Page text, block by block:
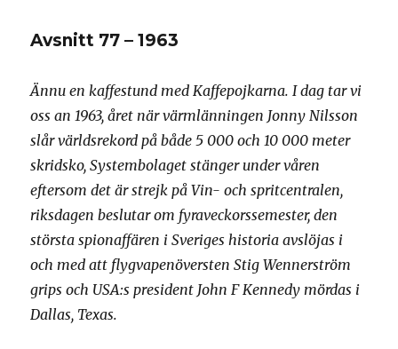
Avsnitt 77 – 1963
Ännu en kaffestund med Kaffepojkarna. I dag tar vi
oss an 1963, året när värmlänningen Jonny Nilsson
slår världsrekord på både 5 000 och 10 000 meter
skridsko, Systembolaget stänger under våren
eftersom det är strejk på Vin- och spritcentralen,
riksdagen beslutar om fyraveckorssemester, den
största spionaffären i Sveriges historia avslöjas i
och med att flygvapenöversten Stig Wennerström
grips och USA:s president John F Kennedy mördas i
Dallas, Texas.